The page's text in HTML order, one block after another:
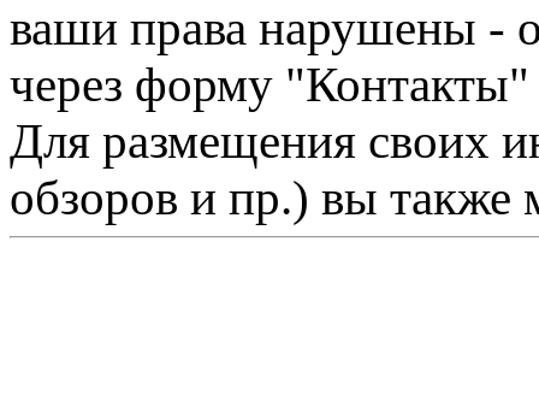
ваши права нарушены -
через форму "Контакты"
Для размещения своих
обзоров и пр.) вы также